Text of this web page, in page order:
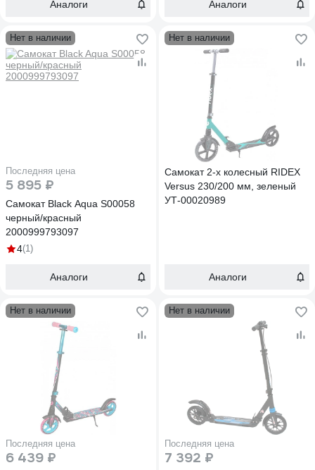
Аналоги Аналоги
Нет в наличии
Последняя цена
5 895 ₽
Самокат Black Aqua S00058
черный/красный
2000999793097
4(1)
Аналоги
Нет в наличии
Самокат 2-х колесный RIDEX
Versus 230/200 мм, зеленый
УТ-00020989
Аналоги
Нет в наличии
Последняя цена
6 439 ₽
Нет в наличии
Последняя цена
7 392 ₽